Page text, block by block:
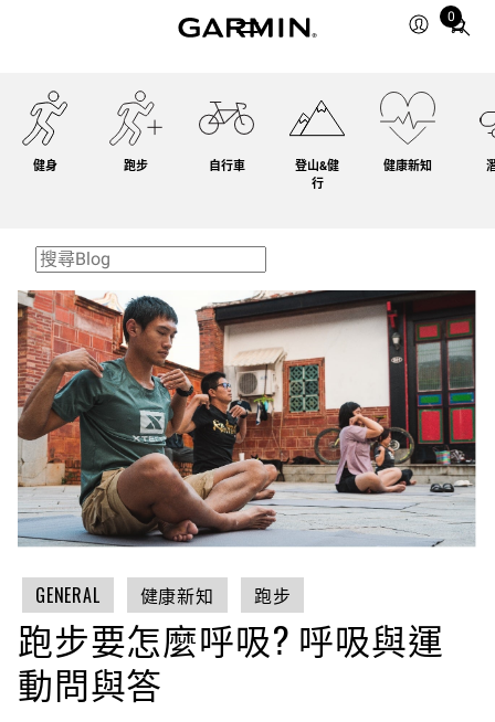
0
Total
健身 跑步 自行車
登山&健
行
健康新知
GENERAL 健康新知 跑步
跑步要怎麼呼吸? 呼吸與運
動問與答